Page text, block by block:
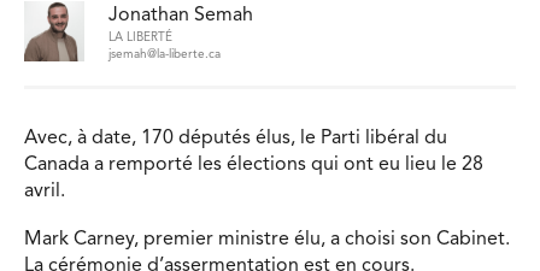
Jonathan Semah
LA LIBERTÉ
jsemah@la-liberte.ca
Avec, à date, 170 députés élus, le Parti libéral du
Canada a remporté les élections qui ont eu lieu le 28
avril.
Mark Carney, premier ministre élu, a choisi son Cabinet.
La cérémonie d’assermentation est en cours.